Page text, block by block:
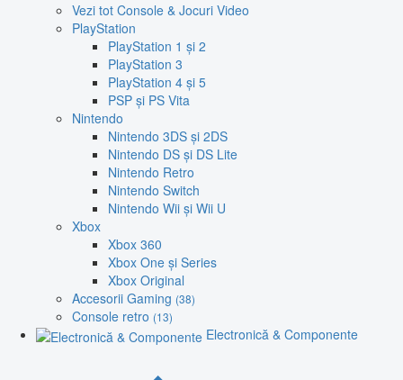
Vezi tot Console & Jocuri Video
PlayStation
PlayStation 1 și 2
PlayStation 3
PlayStation 4 și 5
PSP și PS Vita
Nintendo
Nintendo 3DS și 2DS
Nintendo DS și DS Lite
Nintendo Retro
Nintendo Switch
Nintendo Wii și Wii U
Xbox
Xbox 360
Xbox One și Series
Xbox Original
Accesorii Gaming (38)
Console retro (13)
Electronică & Componente